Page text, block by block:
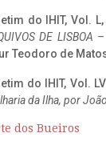
do IHIT, Vol.
DE LISBOA –
Teodoro de
do IHIT, Vol.
da Ilha, por
dos Bueiros